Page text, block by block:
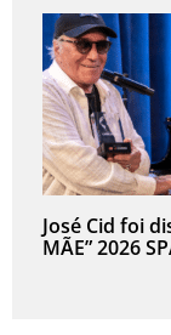
José Cid foi
MÃE” 2026